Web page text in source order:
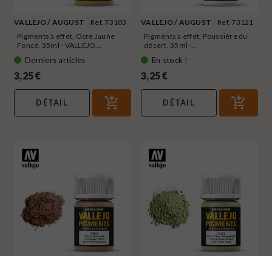
VALLEJO / AUGUST
Ref. 73103
Pigments à effet, Ocre Jaune
Foncé, 35ml - VALLEJO...
Derniers articles
3,25 €
DÉTAIL
VALLEJO / AUGUST
Ref. 73121
Pigments à effet, Poussière du
désert, 35ml -...
En stock !
3,25 €
DÉTAIL